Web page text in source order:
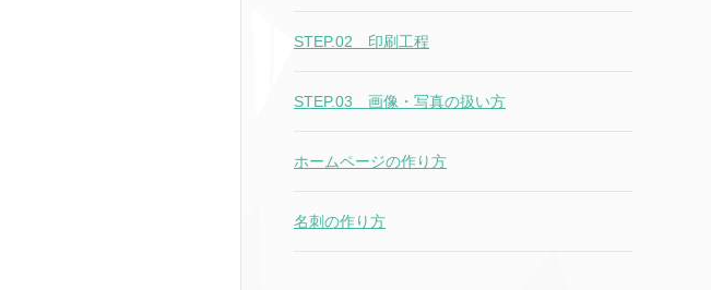
STEP.02＿印刷工程
STEP.03＿画像・写真の扱い方
ホームページの作り方
名刺の作り方